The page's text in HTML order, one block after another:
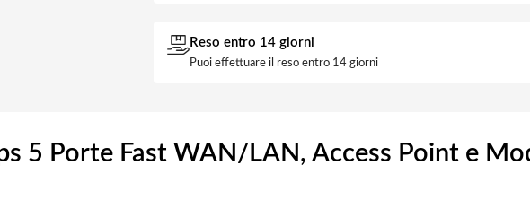
Reso entro 14 giorni
Puoi effettuare il reso entro 14 giorni
5 Porte Fast WAN/LAN, Access Point e